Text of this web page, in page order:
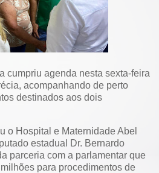
cumpriu agenda nesta sexta-feira
acompanhando de perto
destinados aos dois
o Hospital e Maternidade Abel
estadual Dr. Bernardo
parceria com a parlamentar que
para procedimentos de